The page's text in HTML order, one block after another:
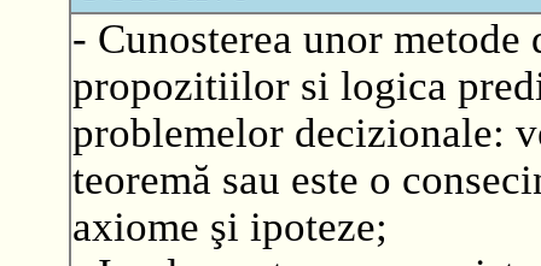
- Cunosterea unor
propozitiilor si logica
problemelor decizionale:
teoremă sau este o
axiome şi ipoteze;